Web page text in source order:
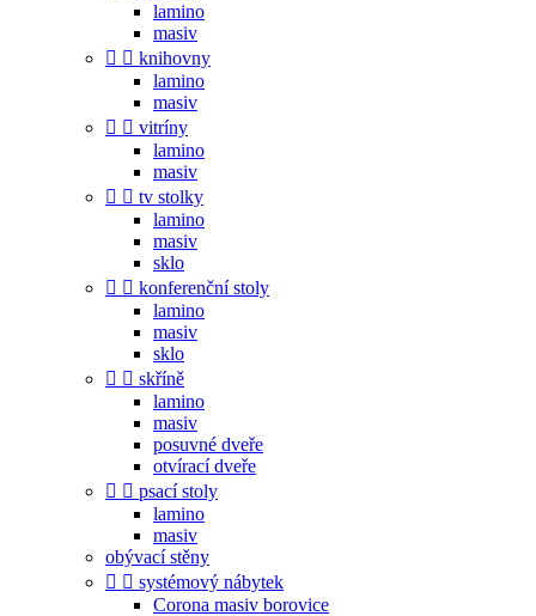
lamino
masiv
  knihovny
lamino
masiv
  vitríny
lamino
masiv
  tv stolky
lamino
masiv
sklo
  konferenční stoly
lamino
masiv
sklo
  skříně
lamino
masiv
posuvné dveře
otvírací dveře
  psací stoly
lamino
masiv
obývací stěny
  systémový nábytek
Corona masiv borovice